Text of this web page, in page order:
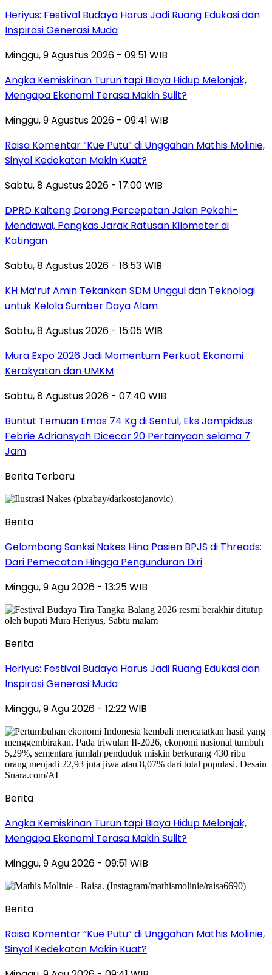
Heriyus: Festival Budaya Harus Jadi Ruang Edukasi dan
Inspirasi Generasi Muda
Minggu, 9 Agustus 2026 - 09:51 WIB
Angka Kemiskinan Turun tapi Biaya Hidup Melonjak,
Mengapa Ekonomi Terasa Makin Sulit?
Minggu, 9 Agustus 2026 - 09:41 WIB
Raisa Komentar “Kue Putu” di Unggahan Mathis Molinie,
Sinyal Kedekatan Makin Kuat?
Sabtu, 8 Agustus 2026 - 17:00 WIB
DPRD Kalteng Dorong Percepatan Jalan Pekahi–
Mendawai, Pangkas Jarak Ratusan Kilometer di
Katingan
Sabtu, 8 Agustus 2026 - 16:53 WIB
KH Ma’ruf Amin Tekankan SDM Unggul dan Teknologi
untuk Kelola Sumber Daya Alam
Sabtu, 8 Agustus 2026 - 15:05 WIB
Mura Expo 2026 Jadi Momentum Perkuat Ekonomi
Kerakyatan dan UMKM
Sabtu, 8 Agustus 2026 - 07:40 WIB
Buntut Temuan Emas 74 Kg di Sentul, Eks Jampidsus
Febrie Adriansyah Dicecar 20 Pertanyaan selama 7
Jam
Berita Terbaru
Berita
Gelombang Sanksi Nakes Hina Pasien BPJS di Threads:
Dari Pemecatan Hingga Pengunduran Diri
Minggu, 9 Agu 2026 - 13:25 WIB
Berita
Heriyus: Festival Budaya Harus Jadi Ruang Edukasi dan
Inspirasi Generasi Muda
Minggu, 9 Agu 2026 - 12:22 WIB
Berita
Angka Kemiskinan Turun tapi Biaya Hidup Melonjak,
Mengapa Ekonomi Terasa Makin Sulit?
Minggu, 9 Agu 2026 - 09:51 WIB
Berita
Raisa Komentar “Kue Putu” di Unggahan Mathis Molinie,
Sinyal Kedekatan Makin Kuat?